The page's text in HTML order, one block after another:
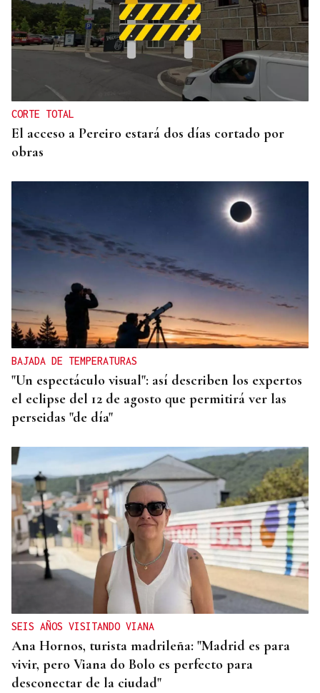
INCUMPLIMIENTO LEGAL
Turismo veta la “Ruta del Narcotráfico” de
Laureano Oubiña por no cumplir con la Ley de
Turismo de Galicia
CORTE TOTAL
El acceso a Pereiro estará dos días cortado por
obras
BAJADA DE TEMPERATURAS
"Un espectáculo visual": así describen los expertos
el eclipse del 12 de agosto que permitirá ver las
perseidas "de día"
SEIS AÑOS VISITANDO VIANA
Ana Hornos, turista madrileña: "Madrid es para
vivir, pero Viana do Bolo es perfecto para
desconectar de la ciudad"